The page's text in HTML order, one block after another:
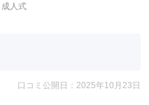
成人式
口コミ公開日：2025年10月23日